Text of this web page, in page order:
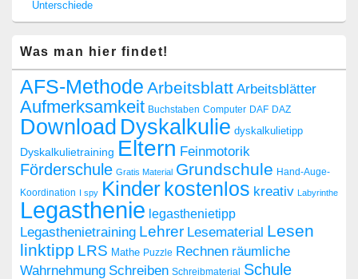
Unterschiede
Was man hier findet!
AFS-Methode Arbeitsblatt Arbeitsblätter
Aufmerksamkeit Buchstaben Computer DAF DAZ
Download Dyskalkulie dyskalkulietipp
Dyskalkulietraining Eltern Feinmotorik
Förderschule Gratis Material Grundschule Hand-Auge-
Koordination I spy Kinderkostenlos kreativ Labyrinthe
Legasthenie legasthenietipp
Legasthenietraining Lehrer Lesematerial Lesen
linktipp LRS Mathe Puzzle Rechnen räumliche
Wahrnehmung Schreiben Schreibmaterial Schule